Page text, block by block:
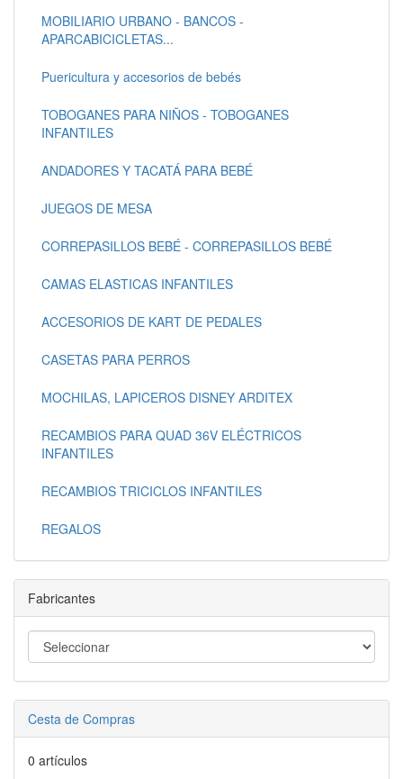
MOBILIARIO URBANO - BANCOS -
APARCABICICLETAS...
Puericultura y accesorios de bebés
TOBOGANES PARA NIÑOS - TOBOGANES
INFANTILES
ANDADORES Y TACATÁ PARA BEBÉ
JUEGOS DE MESA
CORREPASILLOS BEBÉ - CORREPASILLOS BEBÉ
CAMAS ELASTICAS INFANTILES
ACCESORIOS DE KART DE PEDALES
CASETAS PARA PERROS
MOCHILAS, LAPICEROS DISNEY ARDITEX
RECAMBIOS PARA QUAD 36V ELÉCTRICOS
INFANTILES
RECAMBIOS TRICICLOS INFANTILES
REGALOS
Fabricantes
Cesta de Compras
0 artículos